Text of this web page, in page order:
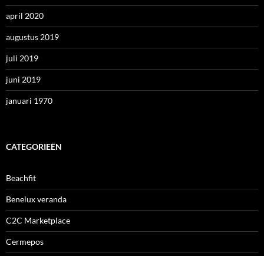
april 2020
augustus 2019
juli 2019
juni 2019
januari 1970
CATEGORIEËN
Beachfit
Benelux veranda
C2C Marketplace
Cermepos